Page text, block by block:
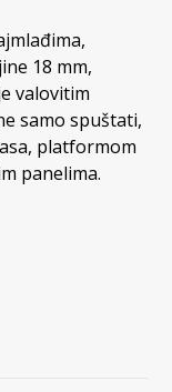
18 mm,
valovitim
samo spuštati,
platformom
panelima.